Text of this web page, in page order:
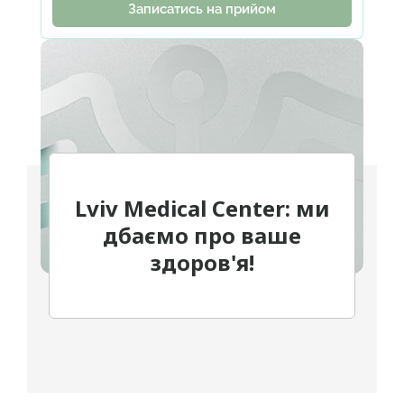
Записатись на прийом
Lviv Medical Center: ми
дбаємо про ваше
здоров'я!